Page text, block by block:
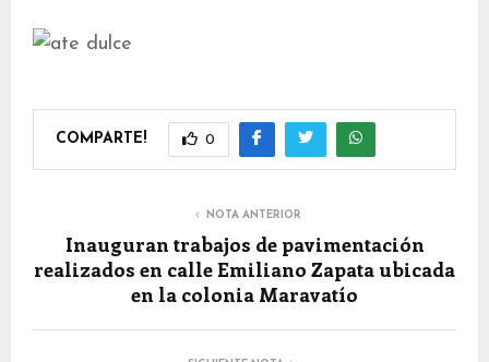
COMPARTE! 0
NOTA ANTERIOR
Inauguran trabajos de pavimentación
realizados en calle Emiliano Zapata ubicada
en la colonia Maravatío